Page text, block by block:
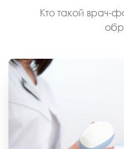
Кто такой врач-